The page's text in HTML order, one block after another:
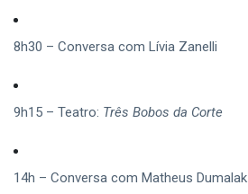
8h30 – Conversa com Lívia Zanelli
9h15 – Teatro: Três Bobos da Corte
14h – Conversa com Matheus Dumalak